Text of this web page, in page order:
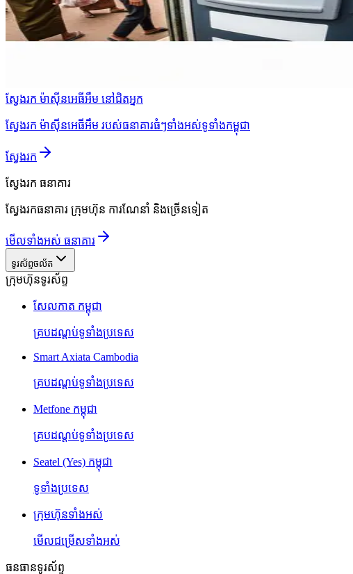
ស្វែងរក ម៉ាស៊ីនអេធីអឹម នៅជិតអ្នក
ស្វែងរក ម៉ាស៊ីនអេធីអឹម របស់ធនាគារធំៗទាំងអស់ទូទាំងកម្ពុជា
ស្វែងរក
ស្វែងរក ធនាគារ
ស្វែងរកធនាគារ ក្រុមហ៊ុន ការណែនាំ និងច្រើនទៀត
មើលទាំងអស់ ធនាគារ
ទូរស័ព្ទចល័ត
ក្រុមហ៊ុនទូរស័ព្ទ
សែលកាត កម្ពុជា
គ្របដណ្តប់ទូទាំងប្រទេស
Smart Axiata Cambodia
គ្របដណ្តប់ទូទាំងប្រទេស
Metfone កម្ពុជា
គ្របដណ្តប់ទូទាំងប្រទេស
Seatel (Yes) កម្ពុជា
ទូទាំងប្រទេស
ក្រុមហ៊ុនទាំងអស់
មើលជម្រើសទាំងអស់
ធនធានទូរស័ព្ទ